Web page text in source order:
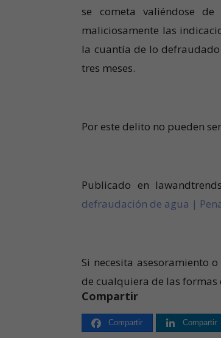
se cometa valiéndose
maliciosamente las
la cuantía de lo
tres meses.
Por este delito no pueden
Publicado en
defraudación de agua |
Si necesita asesoramiento
de cualquiera de las formas
Compartir
Compartir Compartir